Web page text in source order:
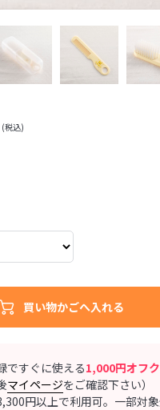
ですぐに使える1,000円オフ
マイページをご確認下さい）
円以上で利用可。一部対象